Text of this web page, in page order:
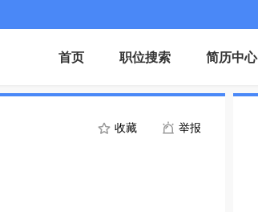
首页 职位搜索 简历中心
收藏 举报